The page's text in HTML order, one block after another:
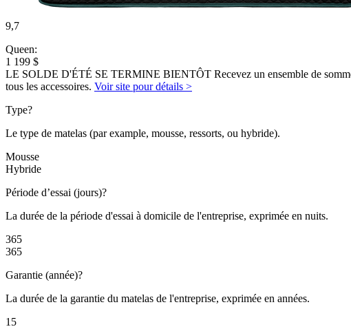
9,7
Queen:
1 199 $
LE SOLDE D'ÉTÉ SE TERMINE BIENTÔT Recevez un ensemble de
tous les accessoires. Voir site pour détails >
Type?
Le type de matelas (par example, mousse, ressorts, ou hybride).
Mousse
Hybride
Période d’essai (jours)?
La durée de la période d'essai à domicile de l'entreprise, exprimée en nuits.
365
365
Garantie (année)?
La durée de la garantie du matelas de l'entreprise, exprimée en années.
15